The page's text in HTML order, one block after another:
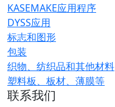
KASEMAKE应用程序
DYSS应用
标志和图形
包装
织物、纺织品和其他材料
塑料板、板材、薄膜等
联系我们